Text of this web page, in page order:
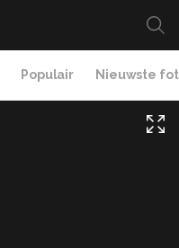
Populair Nieuwste